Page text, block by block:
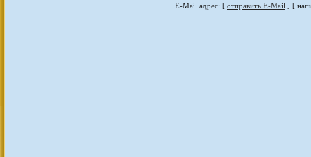
E-Mail адрес: [ отправить E-Mail ] [